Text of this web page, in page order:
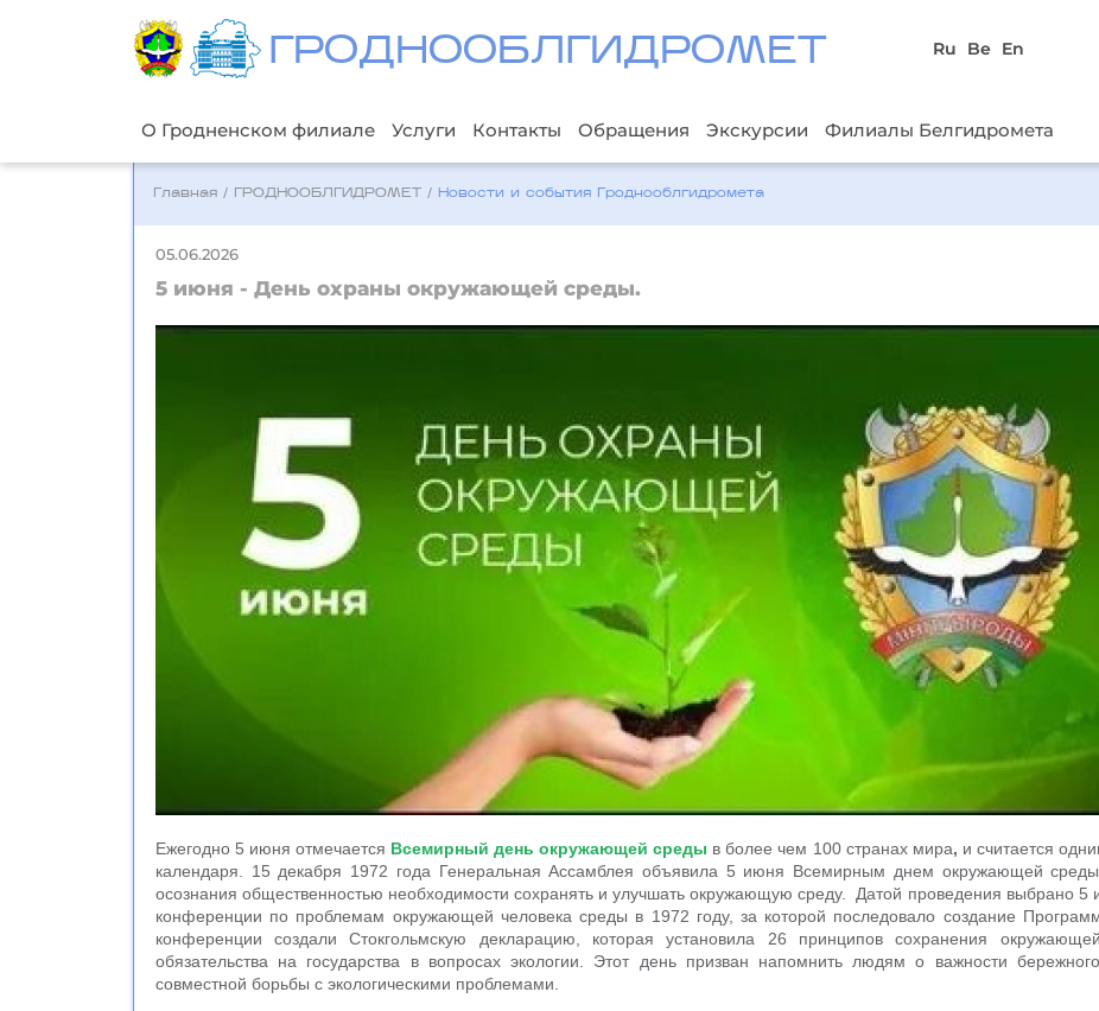
ГРОДНООБЛГИДРОМЕТ Ru Be En
О Гродненском филиале Услуги Контакты Обращения Экскурсии Филиалы Белгидромета
Главная / ГРОДНООБЛГИДРОМЕТ / Новости и события Гроднооблгидромета
05.06.2026
5 июня - День охраны окружающей среды.
Ежегодно 5 июня отмечается Всемирный день окружающей среды в более чем 100 странах мира, и считается
календаря. 15 декабря 1972 года Генеральная Ассамблея объявила 5 июня Всемирным днем окружающей
осознания общественностью необходимости сохранять и улучшать окружающую среду. Датой проведения выбрано
конференции по проблемам окружающей человека среды в 1972 году, за которой последовало создание
конференции создали Стокгольмскую декларацию, которая установила 26 принципов сохранения
обязательства на государства в вопросах экологии. Этот день призван напомнить людям о важности
совместной борьбы с экологическими проблемами.